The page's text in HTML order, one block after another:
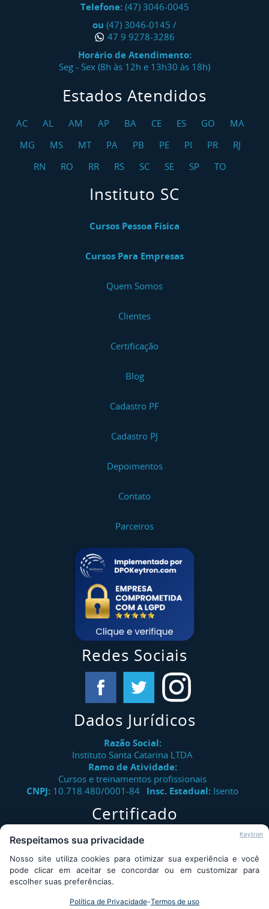
Curso NR 13 Operação De Unidades De Processo
E Vasos De Pressão - Inicial
Curso NR 13 Operação De Unidades De Processo
E Vasos De Pressão - Reciclagem
Curso NR 17 Ergonomia
Curso NR 17 Ergonomia Teleatendimento /
Curso NR 17 Ergonomia Operadores De Checkout
Curso NR 18 Indústria Da Construção
Trabalho PEMT - Reciclagem
Curso NR 20 Iniciação
Curso NR 20 Específico
Curso Segurança Na Exposição Ocupacional Ao
Curso NR 34 Trabalho Na Indústria Da
Construção, Reparação E Desmonte Naval -
Curso NR 34 Trabalho Na Indústria Da
Construção, Reparação E Desmonte Naval -
Curso NR 34 Observador De Trabalhos A Quente
Curso NR 34 Trabalhos A Quente - Atividades
Com Solda, Maçarico E Máquinas Portáteis
Curso Direção Defensiva
Curso Primeiros Socorros
Telefone: (47) 3046-0045
ou (47) 3046-0145 /
47 9 9278-3286
Horário de Atendimento:
Seg - Sex (8h às 12h e 13h30 às 18h)
Estados Atendidos
AC AL AM AP BA CE ES GO
MA
MG
MS MT PA PB PE PI PR
RJ
RN
RO RR RS SC SE SP TO
Instituto SC
Cursos Pessoa Física
Cursos Para Empresas
Quem Somos
Clientes
Certificação
Blog
Cadastro PF
Cadastro PJ
Depoimentos
Contato
Parceiros
Redes Sociais
Dados Jurídicos
Razão Social:
Instituto Santa Catarina LTDA
Ramo de Atividade:
Cursos e treinamentos profissionais
CNPJ: 10.718.480/0001-84 Insc. Estadual: Isento
Certificado
Verifique a autenticidade de certificados emitidos pelo
Instituto Santa Catarina.
Consultar
Keytron
Respeitamos sua privacidade
Nosso site utiliza cookies para otimizar sua experiência e você
pode clicar em aceitar se concordar ou em customizar para
escolher suas preferências.
Política de Privacidade-Termos de uso